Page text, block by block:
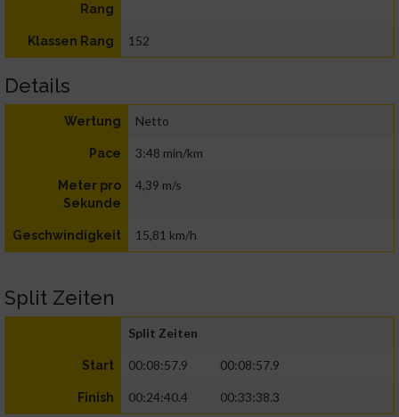
Rang
Klassen Rang 152
Details
Wertung Netto
Pace 3:48 min/km
Meter pro
Sekunde
4,39 m/s
Geschwindigkeit 15,81 km/h
Split Zeiten
Split Zeiten
Start 00:08:57.9 00:08:57.9
Finish 00:24:40.4 00:33:38.3